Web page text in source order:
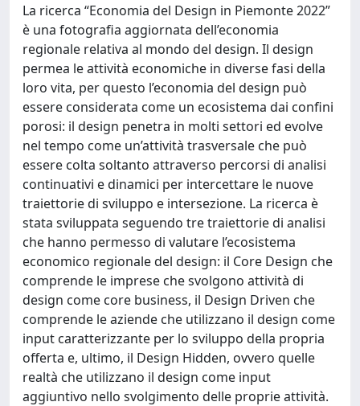
La ricerca “Economia del Design in Piemonte 2022”
è una fotografia aggiornata dell’economia
regionale relativa al mondo del design. Il design
permea le attività economiche in diverse fasi della
loro vita, per questo l’economia del design può
essere considerata come un ecosistema dai confini
porosi: il design penetra in molti settori ed evolve
nel tempo come un’attività trasversale che può
essere colta soltanto attraverso percorsi di analisi
continuativi e dinamici per intercettare le nuove
traiettorie di sviluppo e intersezione. La ricerca è
stata sviluppata seguendo tre traiettorie di analisi
che hanno permesso di valutare l’ecosistema
economico regionale del design: il Core Design che
comprende le imprese che svolgono attività di
design come core business, il Design Driven che
comprende le aziende che utilizzano il design come
input caratterizzante per lo sviluppo della propria
offerta e, ultimo, il Design Hidden, ovvero quelle
realtà che utilizzano il design come input
aggiuntivo nello svolgimento delle proprie attività.